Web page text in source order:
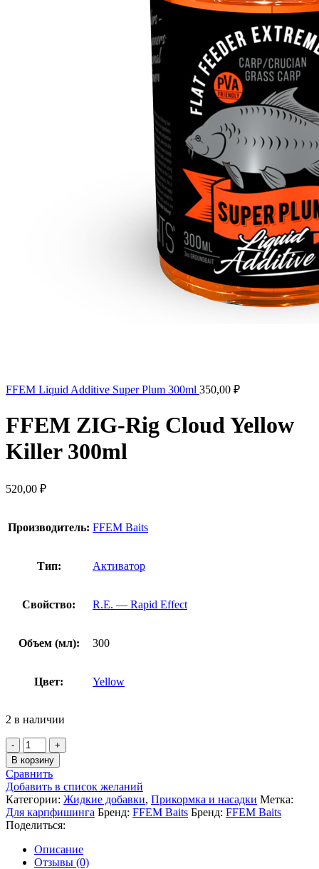
FFEM Liquid Additive Super Plum 300ml 350,00 ₽
FFEM ZIG-Rig Cloud Yellow
Killer 300ml
520,00 ₽
Производитель: FFEM Baits
Тип: Активатор
Свойство: R.E. — Rapid Effect
Объем (мл): 300
Цвет: Yellow
2 в наличии
Количество
товара
FFEM
ZIG-
Rig
Cloud
Yellow
Killer
300ml
В корзину
Сравнить
Добавить в список желаний
Категории: Жидкие добавки, Прикормка и насадки Метка:
Для карпфишинга Бренд: FFEM Baits Бренд: FFEM Baits
Поделиться:
Описание
Отзывы (0)